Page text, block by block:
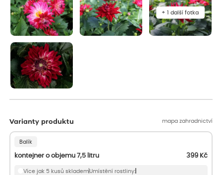
Varianty produktu mapa zahradnictví
Balík
kontejner o objemu 7,5 litru 399 Kč
Více jak 5 kusů sklademUmístění rostliny:
+ 1 další fotka